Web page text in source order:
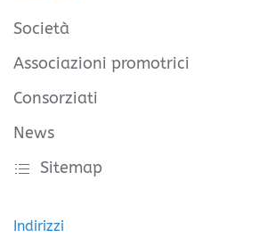
Società
Associazioni promotrici
Consorziati
News
Sitemap
Indirizzi